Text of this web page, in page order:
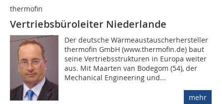
thermofin
Vertriebsbüroleiter Niederlande
Der deutsche Wärmeaustauscherhersteller
thermofin GmbH (www.thermofin.de) baut
seine Vertriebsstrukturen in Europa weiter
aus. Mit Maarten van Bodegom (54), der
Mechanical Engineering und...
mehr